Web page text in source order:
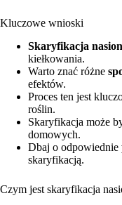
Kluczowe wnioski
Skaryfikacja nasion
kiełkowania.
Warto znać różne
efektów.
Proces ten jest
roślin.
Skaryfikacja może
domowych.
Dbaj o odpowiednie
skaryfikacją.
Czym jest skaryfikacja